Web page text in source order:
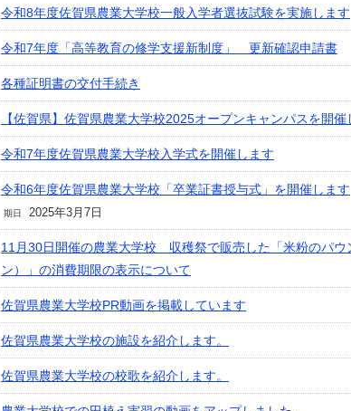
令和8年度佐賀県農業大学校一般入学者選抜試験を実施します
令和7年度「高等教育の修学支援新制度」 更新確認申請書
各種証明書の交付手続き
【佐賀県】佐賀県農業大学校2025オープンキャンパスを開催
令和7年度佐賀県農業大学校入学式を開催します
令和6年度佐賀県農業大学校「卒業証書授与式」を開催します
期日 2025年3月7日
11月30日開催の農業大学校 収穫祭で販売した「米粉のパウ
ン）」の消費期限の表示について
佐賀県農業大学校PR動画を掲載しています
佐賀県農業大学校の施設を紹介します。
佐賀県農業大学校の校歌を紹介します。